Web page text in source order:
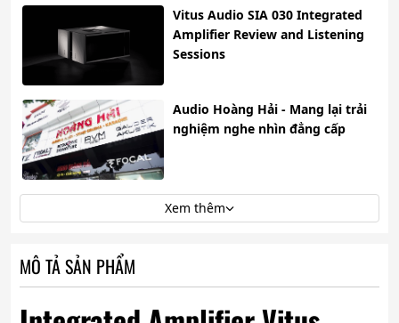
Vitus Audio SIA 030 Integrated
Amplifier Review and Listening
Sessions
Audio Hoàng Hải - Mang lại trải
nghiệm nghe nhìn đẳng cấp
Xem thêm
MÔ TẢ SẢN PHẨM